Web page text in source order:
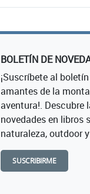
BOLETÍN DE
¡Suscríbete al
amantes de la
aventura!. Descubre
novedades en libros
naturaleza, outdoor
SUSCRIBIRME